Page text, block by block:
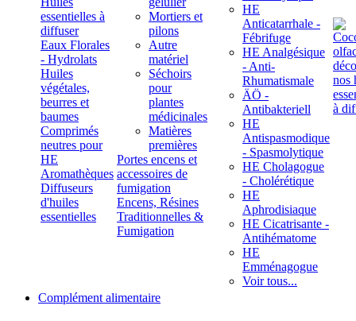
essentielles à
diffuser
Eaux Florales
- Hydrolats
Huiles
végétales,
beurres et
baumes
Comprimés
neutres pour
HE
Aromathèques
Diffuseurs
d'huiles
essentielles
Mortiers et
pilons
Autre
matériel
Séchoirs
pour
plantes
médicinales
Matières
premières
Portes encens et
accessoires de
fumigation
Encens, Résines
Traditionnelles &
Fumigation
HE
Anticatarrhale -
Fébrifuge
HE Analgésique
- Anti-
Rhumatismale
ÄÖ -
Antibakteriell
HE
Antispasmodique
- Spasmolytique
HE Cholagogue
- Cholérétique
HE
Aphrodisiaque
HE Cicatrisante -
Antihématome
HE
Emménagogue
Voir tous...
Complément alimentaire